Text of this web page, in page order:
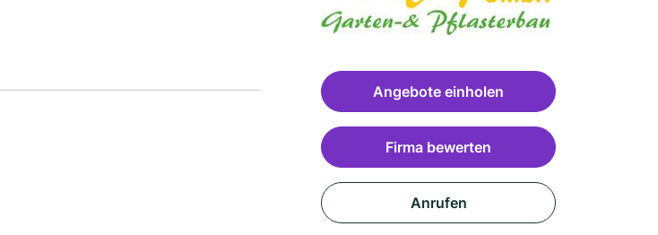
Angebote einholen
Firma bewerten
Anrufen